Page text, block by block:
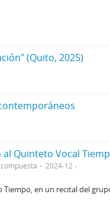
(Quito, 2025)
al Quinteto Vocal
2024-12
Tiempo, en un recital del